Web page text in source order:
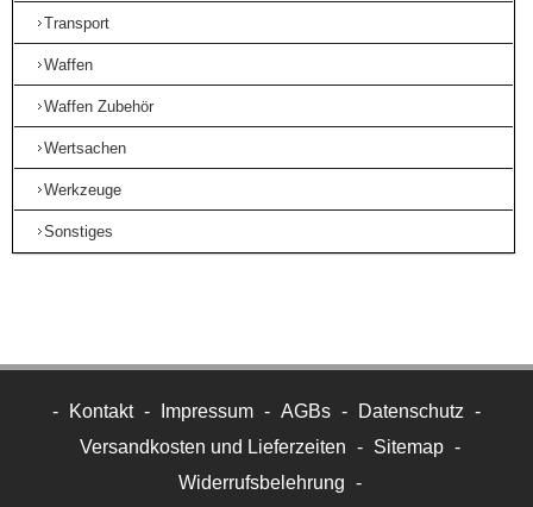
Transport
Waffen
Waffen Zubehör
Wertsachen
Werkzeuge
Sonstiges
- Kontakt - Impressum - AGBs - Datenschutz -
Versandkosten und Lieferzeiten - Sitemap -
Widerrufsbelehrung -